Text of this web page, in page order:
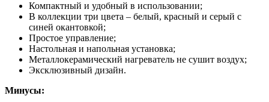
Компактный и удобный в использовании;
В коллекции три цвета – белый, красный и серый с
синей окантовкой;
Простое управление;
Настольная и напольная установка;
Металлокерамический нагреватель не сушит воздух;
Эксклюзивный дизайн.
Минусы: